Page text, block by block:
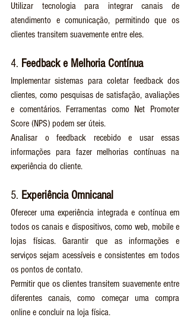
Utilizar tecnologia para integrar canais de
atendimento e comunicação, permitindo que os
clientes transitem suavemente entre eles.
4. Feedback e Melhoria Contínua
Implementar sistemas para coletar feedback dos
clientes, como pesquisas de satisfação, avaliações
e comentários. Ferramentas como Net Promoter
Score (NPS) podem ser úteis.
Analisar o feedback recebido e usar essas
informações para fazer melhorias contínuas na
experiência do cliente.
5. Experiência Omnicanal
Oferecer uma experiência integrada e contínua em
todos os canais e dispositivos, como web, mobile e
lojas físicas. Garantir que as informações e
serviços sejam acessíveis e consistentes em todos
os pontos de contato.
Permitir que os clientes transitem suavemente entre
diferentes canais, como começar uma compra
online e concluir na loja física.